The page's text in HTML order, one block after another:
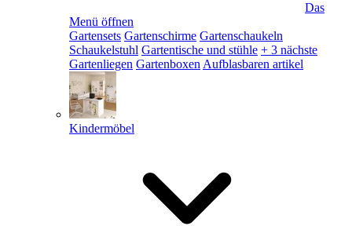
Das
Menü öffnen
Gartensets Gartenschirme Gartenschaukeln
Schaukelstuhl Gartentische und stühle + 3 nächste
Gartenliegen Gartenboxen Aufblasbaren artikel
Kindermöbel